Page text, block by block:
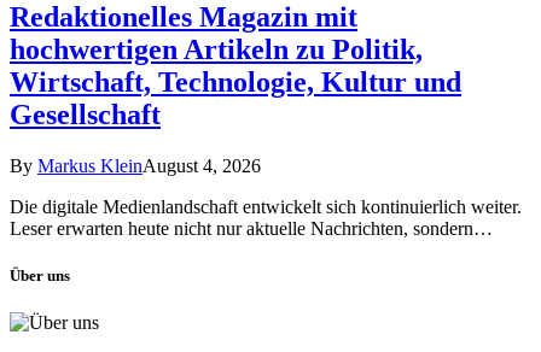
Redaktionelles Magazin mit
hochwertigen Artikeln zu Politik,
Wirtschaft, Technologie, Kultur und
Gesellschaft
By Markus KleinAugust 4, 2026
Die digitale Medienlandschaft entwickelt sich kontinuierlich weiter.
Leser erwarten heute nicht nur aktuelle Nachrichten, sondern…
Über uns